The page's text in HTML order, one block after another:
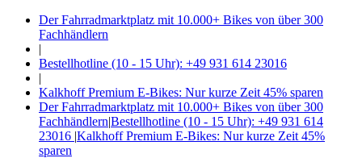
Der Fahrradmarktplatz mit 10.000+ Bikes von über 300
Fachhändlern
|
Bestellhotline (10 - 15 Uhr): +49 931 614 23016
|
Kalkhoff Premium E-Bikes: Nur kurze Zeit 45% sparen
Der Fahrradmarktplatz mit 10.000+ Bikes von über 300
Fachhändlern|Bestellhotline (10 - 15 Uhr): +49 931 614
23016 |Kalkhoff Premium E-Bikes: Nur kurze Zeit 45%
sparen